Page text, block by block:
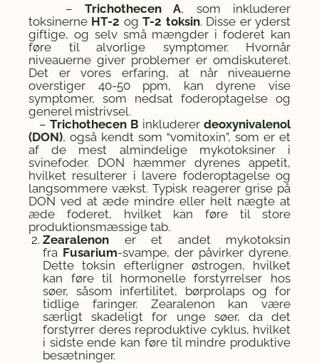
–Trichothecen A, som inkluderer
toksinerne HT-2 ogT-2 toksin. Disse er yderst
giftige, og selv små mængder i foderet kan
føre til alvorlige symptomer. Hvornår
niveauerne giver problemer er omdiskuteret.
Det er vores erfaring, at når niveauerne
overstiger 40-50 ppm, kan dyrene vise
symptomer, som nedsat foderoptagelse og
generel mistrivsel.
– Trichothecen B inkluderer deoxynivalenol
(DON), også kendt som “vomitoxin”, som er et
af de mest almindelige mykotoksiner i
svinefoder. DON hæmmer dyrenes appetit,
hvilket resulterer i lavere foderoptagelse og
langsommere vækst. Typisk reagerer grise på
DON ved at æde mindre eller helt nægte at
æde foderet, hvilket kan føre til store
produktionsmæssige tab.
Zearalenon er et andet mykotoksin
fra Fusarium-svampe, der påvirker dyrene.
Dette toksin efterligner østrogen, hvilket
kan føre til hormonelle forstyrrelser hos
søer, såsom infertilitet, børprolaps og for
tidlige faringer. Zearalenon kan være
særligt skadeligt for unge søer, da det
forstyrrer deres reproduktive cyklus, hvilket
i sidste ende kan føre til mindre produktive
besætninger.